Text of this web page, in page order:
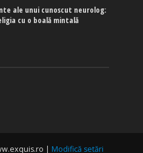
ale unui cunoscut neurolog:
cu o boală mintală
| Modifică setări